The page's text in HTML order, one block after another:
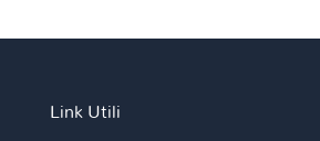
Link Utili